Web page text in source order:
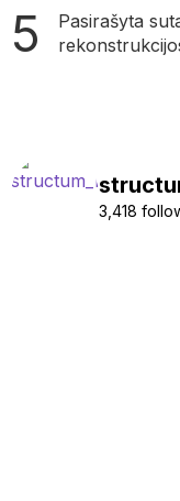
Pasirašyta
3,418